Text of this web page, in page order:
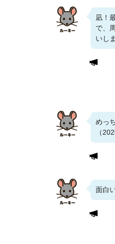
凪！
で、
いし
めっ
（
面白